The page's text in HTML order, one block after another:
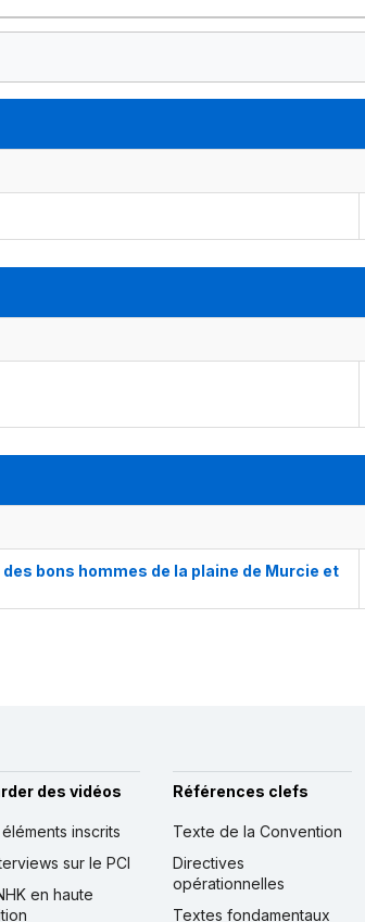
bons hommes de la plaine de Murcie et
des vidéos
éléments inscrits
sur le PCI
en haute
Références clefs
Texte de la Convention
Directives
opérationnelles
Textes fondamentaux